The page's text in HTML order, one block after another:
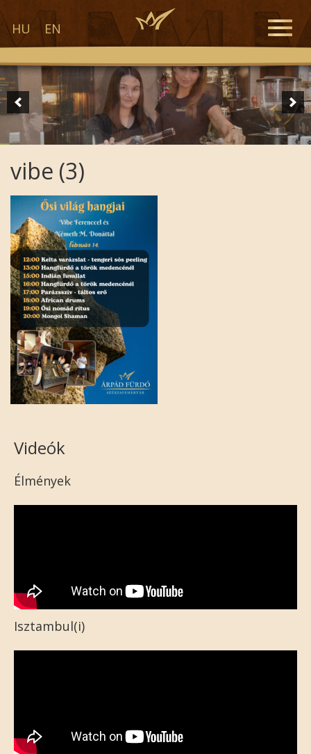
HU EN
Toggle
vibe (3)
Videók
Élmények
Isztambul(i)